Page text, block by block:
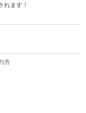
れます！
方